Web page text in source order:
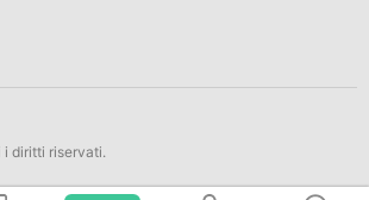
diritti riservati.